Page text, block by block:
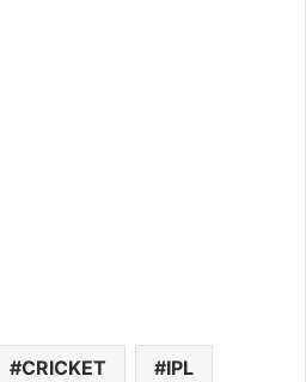
CRICKET IPL